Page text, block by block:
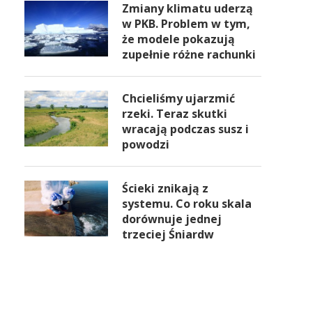
Zmiany klimatu uderzą
w PKB. Problem w tym,
że modele pokazują
zupełnie różne rachunki
Chcieliśmy ujarzmić
rzeki. Teraz skutki
wracają podczas susz i
powodzi
Ścieki znikają z
systemu. Co roku skala
dorównuje jednej
trzeciej Śniardw